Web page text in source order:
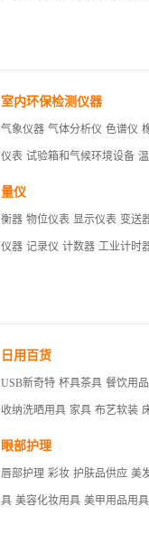
室内环保检测仪器
气象仪器 气体分析仪 色谱仪
仪表 试验箱和气候环境设备
量仪
衡器 物位仪表 显示仪表 变送
仪器 记录仪 计数器 工业计时
日用百货
USB新奇特 杯具茶具 餐饮用品
收纳洗晒用具 家具 布艺软装
眼部护理
唇部护理 彩妆 护肤品供应 美
具 美容化妆用具 美甲用品用具